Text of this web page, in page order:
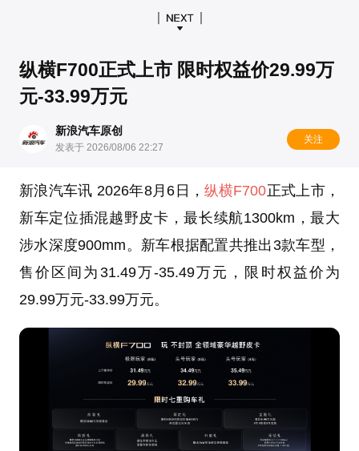
纵横F700正式上市 限时权益价29.99万
元-33.99万元
新浪汽车原创
发表于 2026/08/06 22:27
关注
新浪汽车讯 2026年8月6日，纵横F700正式上市，
新车定位插混越野皮卡，最长续航1300km，最大
涉水深度900mm。新车根据配置共推出3款车型，
售价区间为31.49万-35.49万元，限时权益价为
29.99万元-33.99万元。